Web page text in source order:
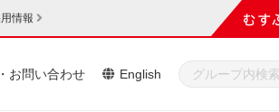
お問い合わせ English
情報